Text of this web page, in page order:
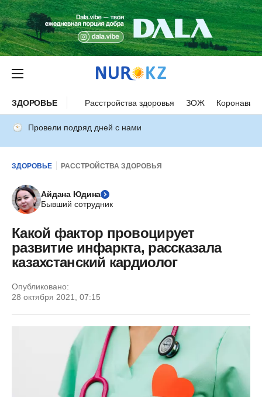
ЗДОРОВЬЕ Расстройства здоровья ЗОЖ
Провели подряд дней с нами
ЗДОРОВЬЕ РАССТРОЙСТВА ЗДОРОВЬЯ
Айдана Юдина
Бывший сотрудник
Какой фактор провоцирует
развитие инфаркта, рассказала
казахстанский кардиолог
Опубликовано:
28 октября 2021, 07:15